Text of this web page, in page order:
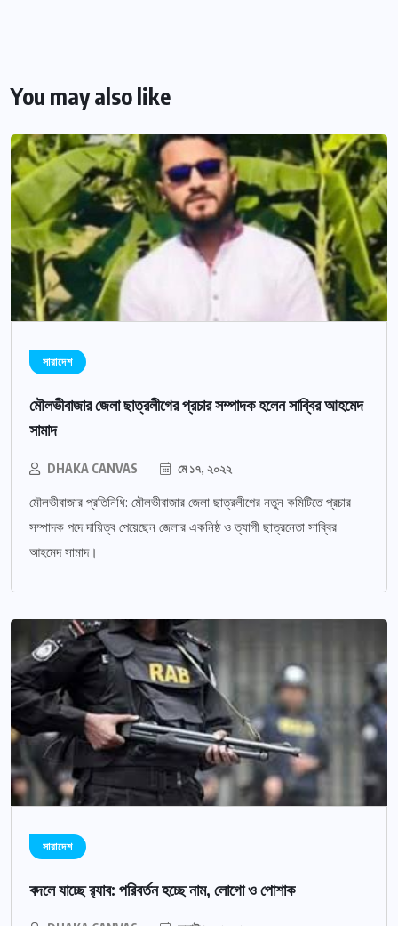
You may also like
সারাদেশ
মৌলভীবাজার জেলা ছাত্রলীগের প্রচার সম্পাদক হলেন সাব্বির আহমেদ
সামাদ
DHAKA CANVAS মে ১৭, ২০২২
মৌলভীবাজার প্রতিনিধি: মৌলভীবাজার জেলা ছাত্রলীগের নতুন কমিটিতে প্রচার
সম্পাদক পদে দায়িত্ব পেয়েছেন জেলার একনিষ্ঠ ও ত্যাগী ছাত্রনেতা সাব্বির
আহমেদ সামাদ।
সারাদেশ
বদলে যাচ্ছে র‌্যাব: পরিবর্তন হচ্ছে নাম, লোগো ও পোশাক